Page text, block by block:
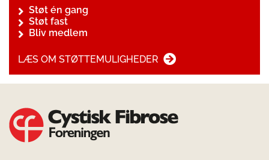
Støt én gang
Støt fast
Bliv medlem
LÆS OM STØTTEMULIGHEDER